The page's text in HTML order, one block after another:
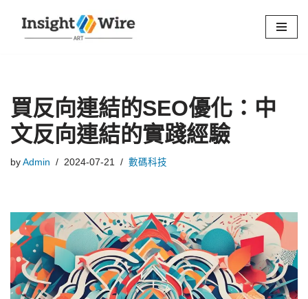
Skip
買反向連結的SEO優化：中
文反向連結的實踐經驗
by Admin 2024-07-21 數碼科技